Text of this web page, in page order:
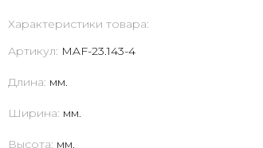
Характеристики товара:
Артикул: MAF-23.143-4
Длина: мм.
Ширина: мм.
Высота: мм.